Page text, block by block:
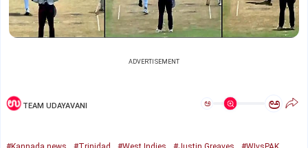
ADVERTISEMENT
TEAM UDAYAVANI ಅ ಅ